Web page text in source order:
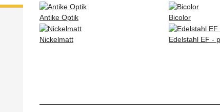
Antike Optik Bicolor
Nickelmatt Edelstahl EF -